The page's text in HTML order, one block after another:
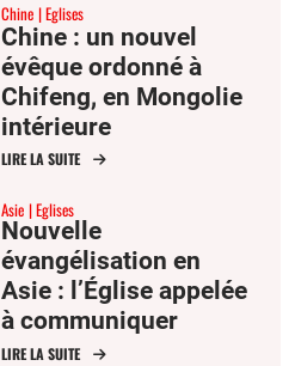
Anne
Chine Eglises
Chine : un nouvel
évêque ordonné à
Chifeng, en Mongolie
intérieure
LIRE LA SUITE
Asie Eglises
Nouvelle
évangélisation en
Asie : l’Église appelée
à communiquer
l’espérance
LIRE LA SUITE